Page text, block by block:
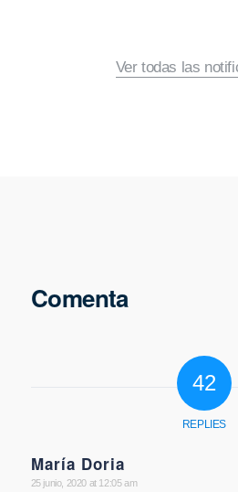
Ver todas las
Comenta
42
REPLIES
María Doria
says:
25 junio, 2020 at 12:05 am